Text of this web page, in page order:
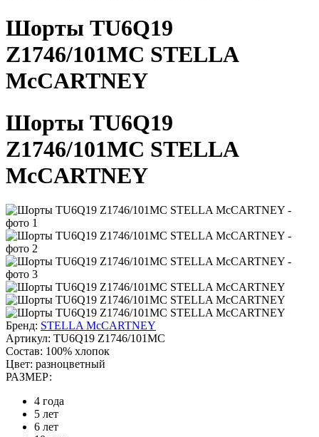
Шорты TU6Q19
Z1746/101MC STELLA
McCARTNEY
Шорты TU6Q19
Z1746/101MC STELLA
McCARTNEY
Бренд: STELLA McCARTNEY
Артикул: TU6Q19 Z1746/101MC
Состав: 100% хлопок
Цвет: разноцветный
РАЗМЕР:
4 года
5 лет
6 лет